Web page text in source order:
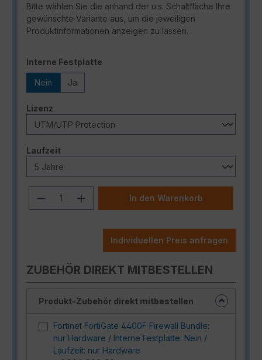
Bitte wählen Sie die anhand der u.s. Schaltfläche Ihre
gewünschte Variante aus, um die jeweiligen
Produktinformationen anzeigen zu lassen.
Interne Festplatte
Nein Ja
Lizenz
Laufzeitauswählen
Produkt Anzahl: Gib den
In den Warenkorb
Individuellen Preis anfragen
ZUBEHÖR DIREKT MITBESTELLEN
Produkt-Zubehör direkt mitbestellen
Fortinet FortiGate 4400F Firewall Bundle:
nur Hardware / Interne Festplatte: Nein /
Laufzeit: nur Hardware